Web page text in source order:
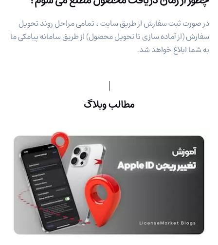
در صورت ثبت سفارش از طریق سایت ، تمامی مراحل روند تحویل
سفارش (از آماده سازی تا تحویل محصول) از طریق سامانه پیامکی ما
به شما ابلاغ خواهد شد.
مطالب وبلاگ